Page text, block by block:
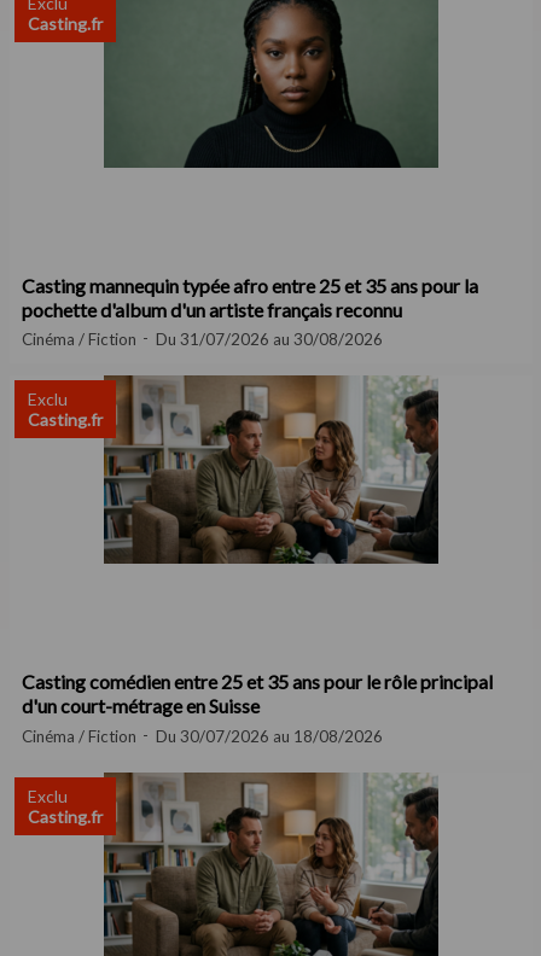
Casting.fr
Casting mannequin typée afro entre 25 et 35 ans pour la
pochette d'album d'un artiste français reconnu
Cinéma / Fiction Du 31/07/2026 au 30/08/2026
Exclu
Casting.fr
Casting comédien entre 25 et 35 ans pour le rôle principal
d'un court-métrage en Suisse
Cinéma / Fiction Du 30/07/2026 au 18/08/2026
Exclu
Casting.fr